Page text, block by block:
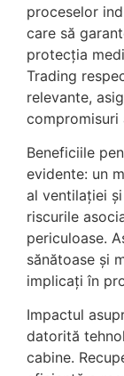
proceselor
care să
protecția
Trading
relevante,
compromisuri
Beneficiile
evidente: un
al ventilației
riscurile
periculoase.
sănătoase și
implicați în
Impactul
datorită
cabine.